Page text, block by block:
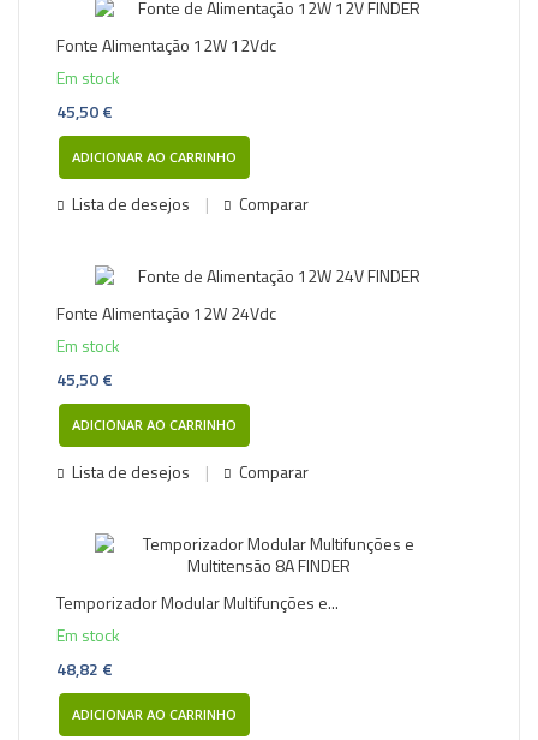
Fonte Alimentação 12W 12Vdc
Em stock
45,50 €
ADICIONAR AO CARRINHO
Lista de desejos Comparar
Fonte Alimentação 12W 24Vdc
Em stock
45,50 €
ADICIONAR AO CARRINHO
Lista de desejos Comparar
Temporizador Modular Multifunções e...
Em stock
48,82 €
ADICIONAR AO CARRINHO